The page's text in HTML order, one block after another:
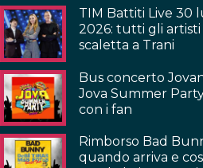
TIM Battiti Live 30
2026: tutti gli artisti
scaletta a Trani
Bus concerto
Jova Summer
con i fan
Rimborso Bad
quando arriva e